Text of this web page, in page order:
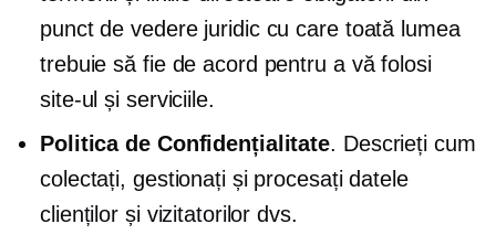
punct de vedere juridic cu care toată lumea
trebuie să fie de acord pentru a vă folosi
site-ul și serviciile.
Politica de Confidențialitate. Descrieți cum
colectați, gestionați și procesați datele
clienților și vizitatorilor dvs.